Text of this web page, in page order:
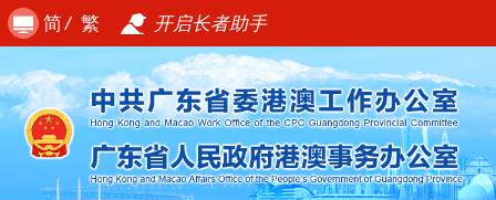
简/ 繁 开启长者助手